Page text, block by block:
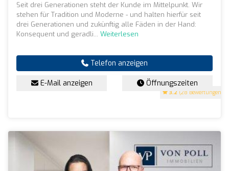
3.2 (28 Bewertungen)
Seit drei Generationen steht der Kunde im Mittelpunkt. Wir
stehen für Tradition und Moderne - und halten hierfür seit
drei Generationen und zukünftig alle Fäden in der Hand:
Konsequent und geradli... Weiterlesen
Telefon anzeigen
E-Mail anzeigen Öffnungszeiten